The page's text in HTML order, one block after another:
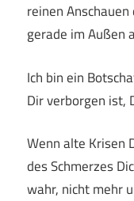
reinen
gerade im Außen
Ich bin ein
Dir verborgen ist,
Wenn alte Krisen
des Schmerzes
wahr, nicht mehr